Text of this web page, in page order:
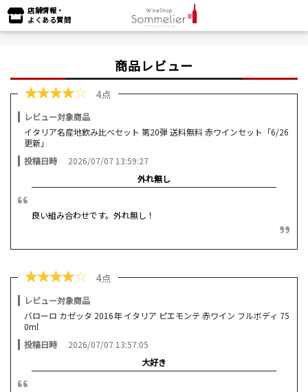
店舗情報・
よくある質問
商品レビュー
★★★★☆ 4点
レビュー対象商品
イタリア名産地飲み比べセット 第20弾 送料無料 赤ワインセット「6/26
更新」
投稿日時
2026/07/07 13:59:27
外れ無し
良い組み合わせです。外れ無し！
★★★★☆ 4点
レビュー対象商品
バローロ カゼッタ 2016年 イタリア ピエモンテ 赤ワイン フルボディ 75
0ml
投稿日時
2026/07/07 13:57:05
大好き